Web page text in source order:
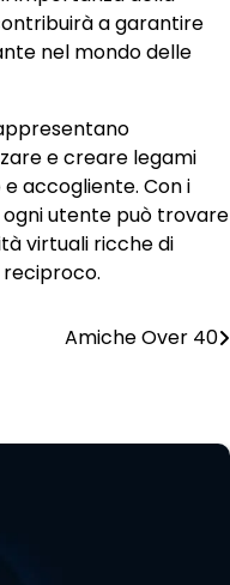
a garantire
nel mondo delle
e creare legami
accogliente. Con i
utente può trovare
virtuali ricche di
Amiche Over 40